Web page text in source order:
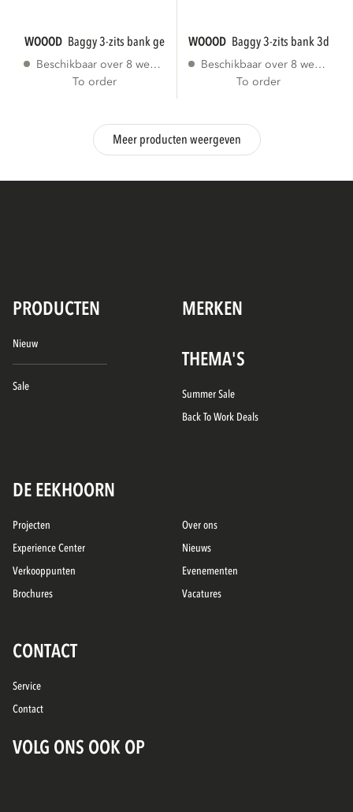
WOOOD baggy 3-zits bank geweven stof...
Beschikbaar over 8 weken
To order
WOOOD baggy 3-zits bank 3d
Beschikbaar over 8 weken
To order
Meer producten weergeven
PRODUCTEN MERKEN
Nieuw
Sale
THEMA'S
Summer Sale
Back To Work Deals
DE EEKHOORN
Projecten
Experience Center
Verkooppunten
Brochures
Over ons
Nieuws
Evenementen
Vacatures
CONTACT
Service
Contact
VOLG ONS OOK OP